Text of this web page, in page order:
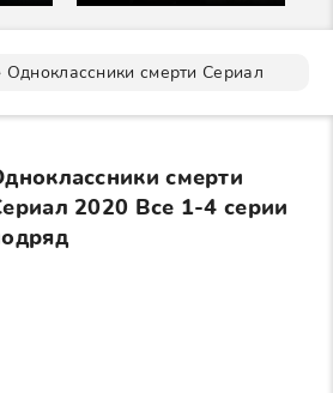
Одноклассники смерти Сериал
смерти
2020 Все 1-4 серии